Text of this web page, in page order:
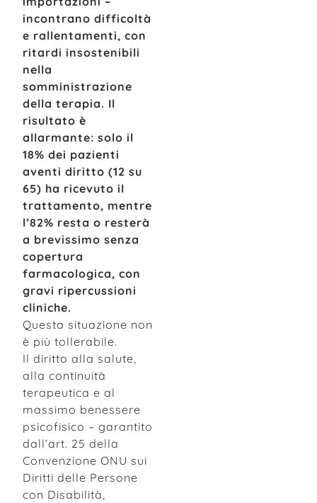
incontrano difficoltà
e rallentamenti, con
ritardi insostenibili
nella
somministrazione
della terapia. Il
risultato è
allarmante: solo il
18% dei pazienti
aventi diritto (12 su
65) ha ricevuto il
trattamento, mentre
l’82% resta o resterà
a brevissimo senza
copertura
farmacologica, con
gravi ripercussioni
cliniche.
Questa situazione non
è più tollerabile.
Il diritto alla salute,
alla continuità
terapeutica e al
massimo benessere
psicofisico – garantito
dall’art. 25 della
Convenzione ONU sui
Diritti delle Persone
con Disabilità,